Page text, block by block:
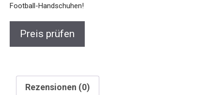
Football-Handschuhen!
Preis prüfen
Rezensionen (0)